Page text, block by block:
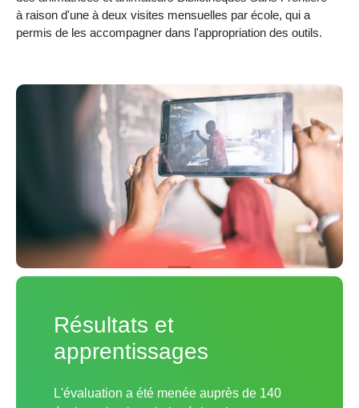
à raison d'une à deux visites mensuelles par école, qui a
permis de les accompagner dans l'appropriation des outils.
Résultats et
apprentissages
L'évaluation a été menée auprès de 140